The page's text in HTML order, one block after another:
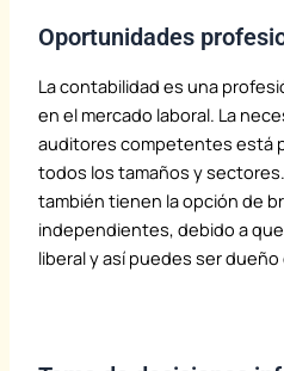
Oportunidades
La contabilidad es una
en el mercado laboral. La
auditores competentes está
todos los tamaños y
también tienen la opción de
independientes, debido a
liberal y así puedes ser